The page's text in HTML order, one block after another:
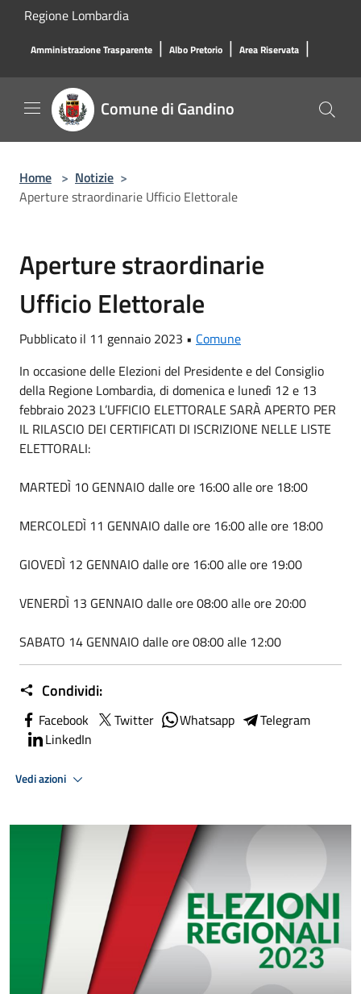
Salta al contenuto principale
Regione Lombardia
Amministrazione Trasparente | Albo Pretorio | Area Riservata |
Comune di Gandino
Home > Notizie >
Aperture straordinarie Ufficio Elettorale
Aperture straordinarie
Ufficio Elettorale
Pubblicato il 11 gennaio 2023 • Comune
In occasione delle Elezioni del Presidente e del Consiglio
della Regione Lombardia, di domenica e lunedì 12 e 13
febbraio 2023 L’UFFICIO ELETTORALE SARÀ APERTO PER
IL RILASCIO DEI CERTIFICATI DI ISCRIZIONE NELLE LISTE
ELETTORALI:
MARTEDÌ 10 GENNAIO dalle ore 16:00 alle ore 18:00
MERCOLEDÌ 11 GENNAIO dalle ore 16:00 alle ore 18:00
GIOVEDÌ 12 GENNAIO dalle ore 16:00 alle ore 19:00
VENERDÌ 13 GENNAIO dalle ore 08:00 alle ore 20:00
SABATO 14 GENNAIO dalle ore 08:00 alle 12:00
Condividi:
Facebook Twitter Whatsapp
Telegram
LinkedIn
Vedi azioni